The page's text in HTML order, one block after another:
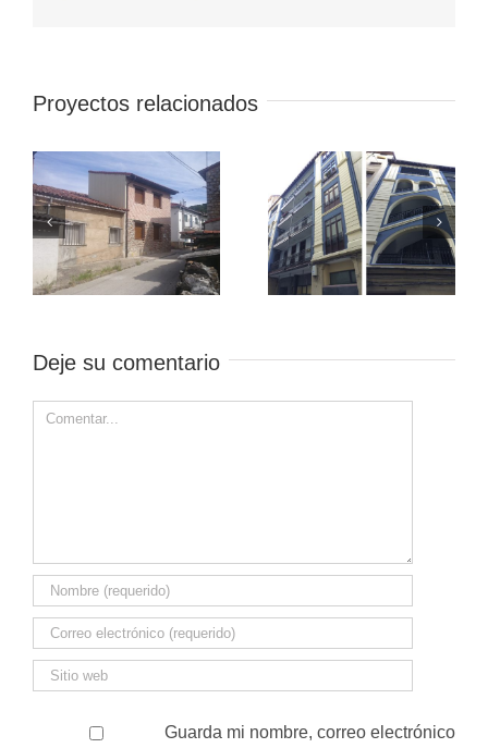
Proyectos relacionados
Deje su comentario
Comment
Guarda mi nombre, correo electrónico